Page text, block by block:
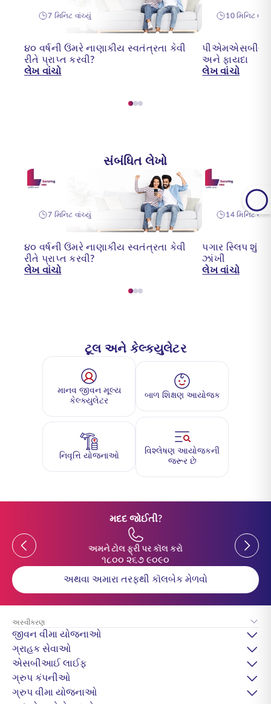
7 મિનિટ વાંચ્યું
૪૦ વર્ષની ઉંમરે નાણાકીય સ્વતંત્રતા કેવી
રીતે પ્રાપ્ત કરવી?
લેખ વાંચો
10 મિનિટ
અને ફાયદા
લેખ વાંચો
સંબંધિત લેખો
7 મિનિટ વાંચ્યું
૪૦ વર્ષની ઉંમરે નાણાકીય સ્વતંત્રતા કેવી
રીતે પ્રાપ્ત કરવી?
લેખ વાંચો
14 મિનિટ
પગાર સ્લિપ શું
ઝાંખી
લેખ વાંચો
ટૂલ અને કેલ્ક્યુલેટર
માનવ જીવન મૂલ્ય
કેલ્ક્યુલેટર
બાળ શિક્ષણ આયોજક
નિવૃત્તિ યોજનાઓ
વિશ્લેષણ આયોજકની
જરૂર છે
મદદ જોઈતી?
Previous
અમને ટોલ ફ્રી પર કૉલ કરો
૧૮૦૦ ૨૬૭ ૯૦૯૦
Previous
અથવા અમારા તરફથી કૉલબેક મેળવો
અસ્વીકરણ
જીવન વીમા યોજનાઓ
ગ્રાહક સેવાઓ
એસબીઆઈ લાઈફ
ગ્રુપ કંપનીઓ
ગ્રુપ વીમા યોજનાઓ